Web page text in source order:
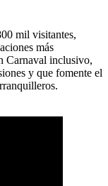
mil visitantes,
más
Carnaval inclusivo,
y que fomente el